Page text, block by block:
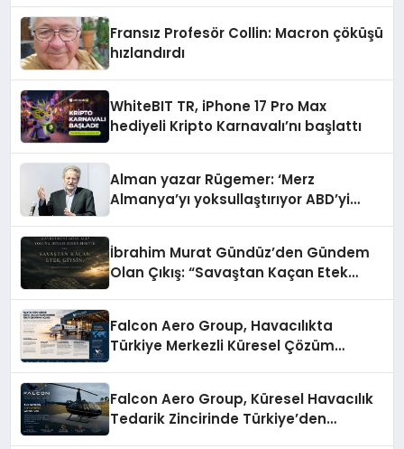
Fransız Profesör Collin: Macron çöküşü
hızlandırdı
WhiteBIT TR, iPhone 17 Pro Max
hediyeli Kripto Karnavalı’nı başlattı
Alman yazar Rügemer: ‘Merz
Almanya’yı yoksullaştırıyor ABD’yi
İbrahim Murat Gündüz’den Gündem
Olan Çıkış: “Savaştan Kaçan Etek
Falcon Aero Group, Havacılıkta
Türkiye Merkezli Küresel Çözüm
Falcon Aero Group, Küresel Havacılık
Tedarik Zincirinde Türkiye’den